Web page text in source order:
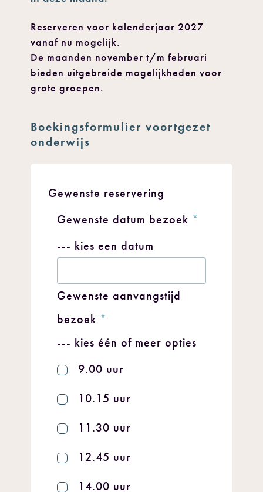
Reserveren voor kalenderjaar 2027
vanaf nu mogelijk.
De maanden november t/m februari
bieden uitgebreide mogelijkheden voor
grote groepen.
Boekingsformulier voortgezet
onderwijs
Gewenste reservering
Gewenste datum bezoek *
--- kies een datum
Gewenste aanvangstijd
bezoek *
--- kies één of meer opties
9.00 uur
10.15 uur
11.30 uur
12.45 uur
14.00 uur